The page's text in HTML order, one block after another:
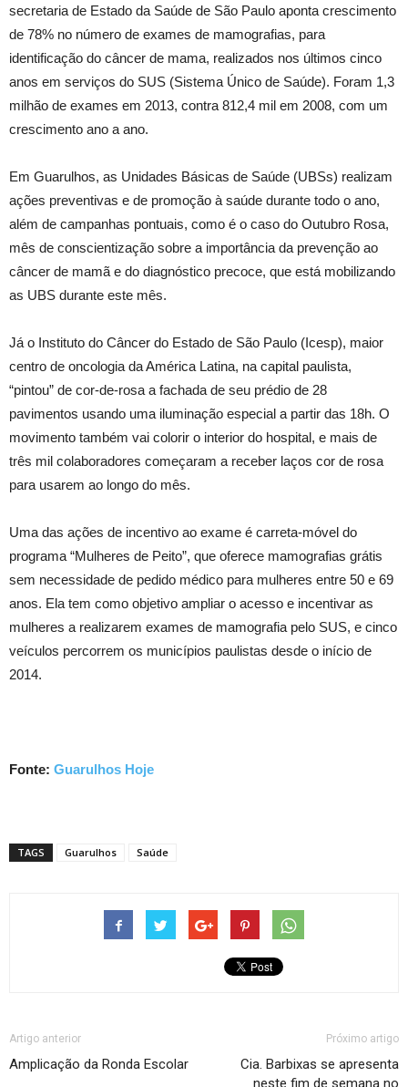
secretaria de Estado da Saúde de São Paulo aponta crescimento
de 78% no número de exames de mamografias, para
identificação do câncer de mama, realizados nos últimos cinco
anos em serviços do SUS (Sistema Único de Saúde). Foram 1,3
milhão de exames em 2013, contra 812,4 mil em 2008, com um
crescimento ano a ano.
Em Guarulhos, as Unidades Básicas de Saúde (UBSs) realizam
ações preventivas e de promoção à saúde durante todo o ano,
além de campanhas pontuais, como é o caso do Outubro Rosa,
mês de conscientização sobre a importância da prevenção ao
câncer de mamã e do diagnóstico precoce, que está mobilizando
as UBS durante este mês.
Já o Instituto do Câncer do Estado de São Paulo (Icesp), maior
centro de oncologia da América Latina, na capital paulista,
“pintou” de cor-de-rosa a fachada de seu prédio de 28
pavimentos usando uma iluminação especial a partir das 18h. O
movimento também vai colorir o interior do hospital, e mais de
três mil colaboradores começaram a receber laços cor de rosa
para usarem ao longo do mês.
Uma das ações de incentivo ao exame é carreta-móvel do
programa “Mulheres de Peito”, que oferece mamografias grátis
sem necessidade de pedido médico para mulheres entre 50 e 69
anos. Ela tem como objetivo ampliar o acesso e incentivar as
mulheres a realizarem exames de mamografia pelo SUS, e cinco
veículos percorrem os municípios paulistas desde o início de
2014.
Fonte: Guarulhos Hoje
TAGS Guarulhos Saúde
Artigo anterior
Amplicação da Ronda Escolar
Próximo artigo
Cia. Barbixas se apresenta
neste fim de semana no